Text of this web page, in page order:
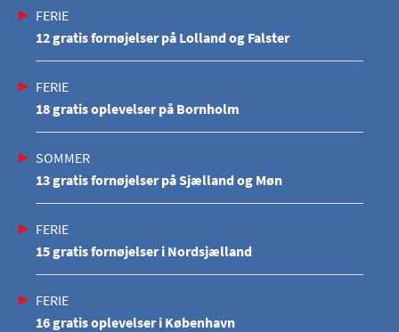
FERIE
12 gratis fornøjelser på Lolland og Falster
FERIE
18 gratis oplevelser på Bornholm
SOMMER
13 gratis fornøjelser på Sjælland og Møn
FERIE
15 gratis fornøjelser i Nordsjælland
FERIE
16 gratis oplevelser i København